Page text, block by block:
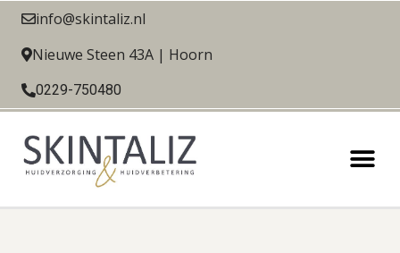
info@skintaliz.nl
Nieuwe Steen 43A | Hoorn
0229-750480